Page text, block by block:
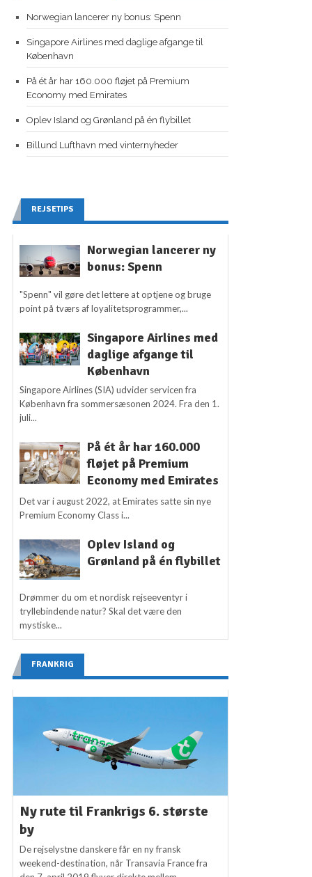
Norwegian lancerer ny bonus: Spenn
Singapore Airlines med daglige afgange til
København
På ét år har 160.000 fløjet på Premium
Economy med Emirates
Oplev Island og Grønland på én flybillet
Billund Lufthavn med vinternyheder
REJSETIPS
Norwegian lancerer ny
bonus: Spenn
"Spenn" vil gøre det lettere at optjene og bruge
point på tværs af loyalitetsprogrammer,...
Singapore Airlines med
daglige afgange til
København
Singapore Airlines (SIA) udvider servicen fra
København fra sommersæsonen 2024. Fra den 1.
juli...
På ét år har 160.000
fløjet på Premium
Economy med Emirates
Det var i august 2022, at Emirates satte sin nye
Premium Economy Class i...
Oplev Island og
Grønland på én flybillet
Drømmer du om et nordisk rejseeventyr i
tryllebindende natur? Skal det være den
mystiske...
FRANKRIG
Ny rute til Frankrigs 6. største
by
De rejselystne danskere får en ny fransk
weekend-destination, når Transavia France fra